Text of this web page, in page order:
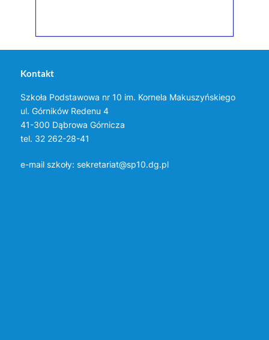
Kontakt
Szkoła Podstawowa nr 10 im. Kornela Makuszyńskiego
ul. Górników Redenu 4
41-300 Dąbrowa Górnicza
tel. 32 262-28-41
e-mail szkoły: sekretariat@sp10.dg.pl